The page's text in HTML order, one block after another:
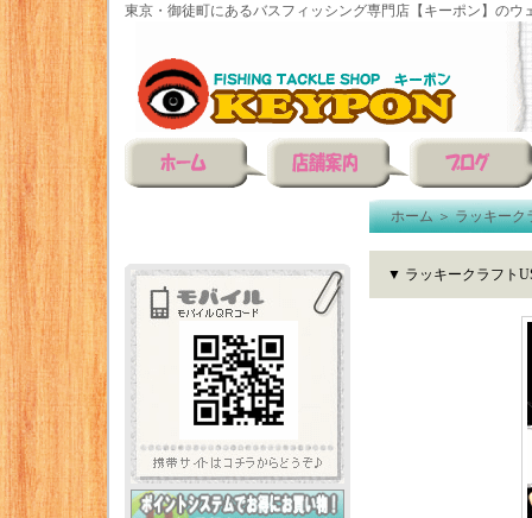
東京・御徒町にあるバスフィッシング専門店【キーポン】のウ
ホーム＞ラッキーク
▼ ラッキークラフト